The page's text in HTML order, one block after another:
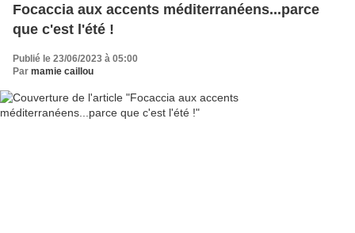
Focaccia aux accents méditerranéens...parce
que c'est l'été !
Publié le 23/06/2023 à 05:00
Par mamie caillou